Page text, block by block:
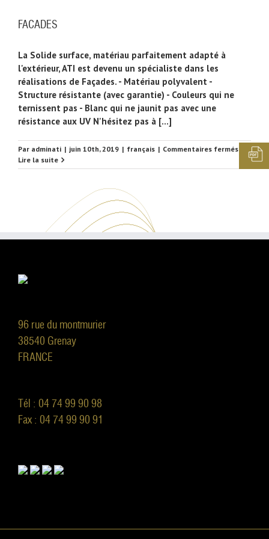
FACADES
La Solide surface, matériau parfaitement adapté à
l'extérieur, ATI est devenu un spécialiste dans les
réalisations de Façades. - Matériau polyvalent -
Structure résistante (avec garantie) - Couleurs qui ne
ternissent pas - Blanc qui ne jaunit pas avec une
résistance aux UV N'hésitez pas à [...]
Par adminati | juin 10th, 2019 | français | Commentaires ferméssur
FACADES
Lire la suite
96 rue du montmurier
38540 Grenay
FRANCE
Tél : 04 74 99 90 98
Fax : 04 74 99 90 91